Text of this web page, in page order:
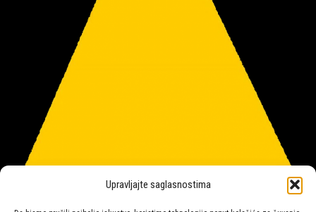
Upravljajte saglasnostima